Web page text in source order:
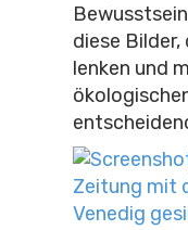
diese
lenken und